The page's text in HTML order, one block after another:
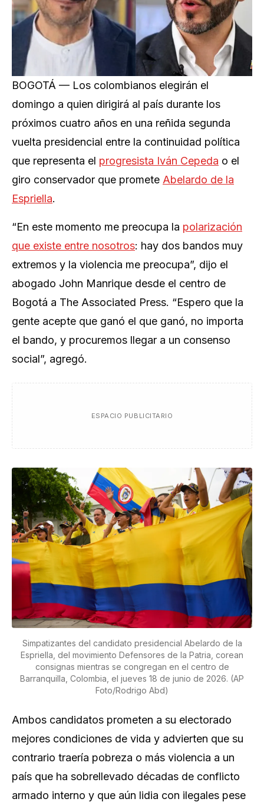
BOGOTÁ — Los colombianos elegirán el
domingo a quien dirigirá al país durante los
próximos cuatro años en una reñida segunda
vuelta presidencial entre la continuidad política
que representa el progresista Iván Cepeda o el
giro conservador que promete Abelardo de la
Espriella.
“En este momento me preocupa la polarización
que existe entre nosotros: hay dos bandos muy
extremos y la violencia me preocupa”, dijo el
abogado John Manrique desde el centro de
Bogotá a The Associated Press. “Espero que la
gente acepte que ganó el que ganó, no importa
el bando, y procuremos llegar a un consenso
social”, agregó.
ESPACIO PUBLICITARIO
Simpatizantes del candidato presidencial Abelardo de la
Espriella, del movimiento Defensores de la Patria, corean
consignas mientras se congregan en el centro de
Barranquilla, Colombia, el jueves 18 de junio de 2026. (AP
Foto/Rodrigo Abd)
Ambos candidatos prometen a su electorado
mejores condiciones de vida y advierten que su
contrario traería pobreza o más violencia a un
país que ha sobrellevado décadas de conflicto
armado interno y que aún lidia con ilegales pese